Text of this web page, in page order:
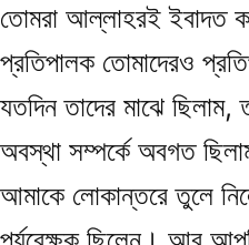
তোমরা আল্লাহরই ইবাদত
প্রতিপালক তোমাদেরও
যতদিন তাদের মাঝে
অবস্থা সম্পর্কে অবগত
আমাকে লোকান্তরে তুলে